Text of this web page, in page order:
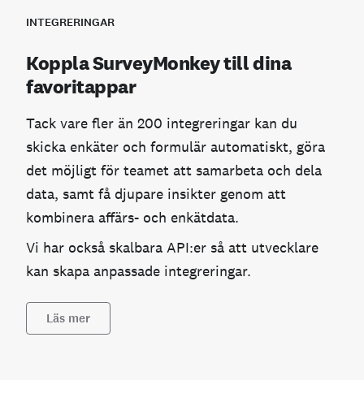
INTEGRERINGAR
Koppla SurveyMonkey till dina
favoritappar
Tack vare fler än 200 integreringar kan du
skicka enkäter och formulär automatiskt, göra
det möjligt för teamet att samarbeta och dela
data, samt få djupare insikter genom att
kombinera affärs- och enkätdata.
Vi har också skalbara API:er så att utvecklare
kan skapa anpassade integreringar.
Läs mer